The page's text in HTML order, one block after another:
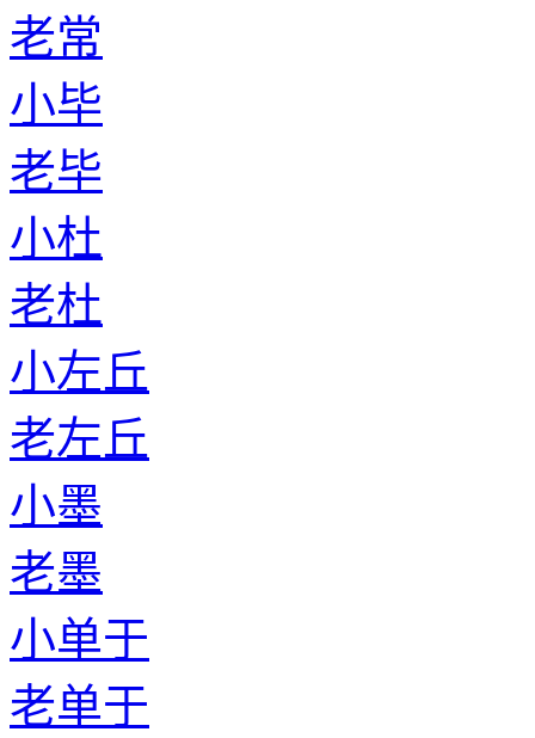
老常
小毕
老毕
小杜
老杜
小左丘
老左丘
小墨
老墨
小单于
老单于